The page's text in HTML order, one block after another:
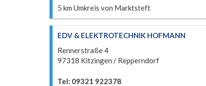
5 km Umkreis von Marktsteft
EDV & ELEKTROTECHNIK HOFMANN
Rennerstraße 4
97318 Kitzingen / Repperndorf
Tel: 09321 922378